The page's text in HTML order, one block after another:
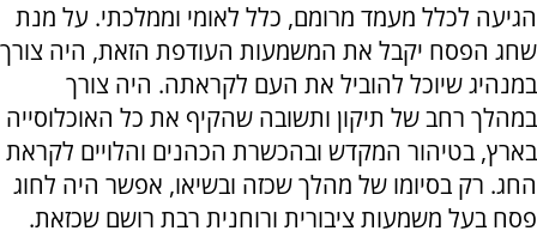
הגיעה לכלל מעמד מרומם, כלל לאומי וממלכתי. על מנת
שחג הפסח יקבל את המשמעות העודפת הזאת, היה צורך
במנהיג שיוכל להוביל את העם לקראתה. היה צורך
במהלך רחב של תיקון ותשובה שהקיף את כל האוכלוסייה
בארץ, בטיהור המקדש ובהכשרת הכהנים והלויים לקראת
החג. רק בסיומו של מהלך שכזה ובשיאו, אפשר היה לחוג
פסח בעל משמעות ציבורית ורוחנית רבת רושם שכזאת.